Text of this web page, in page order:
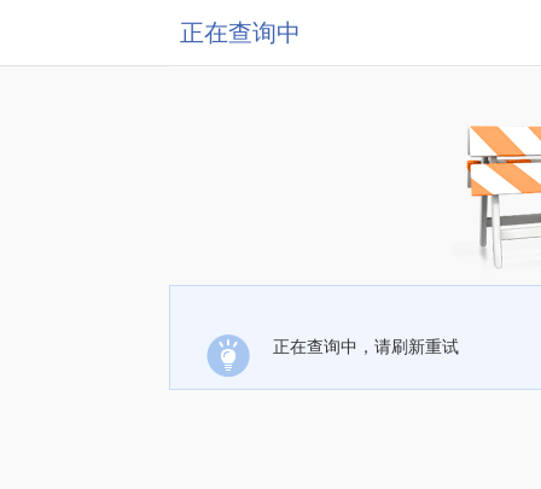
正在查询中
正在查询中，请刷新重试